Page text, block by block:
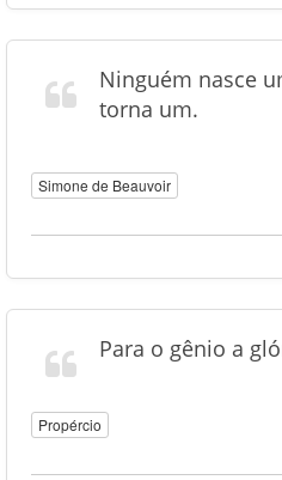
Ninguém nasce
torna um.
Simone de Beauvoir
Para o gênio a
Propércio